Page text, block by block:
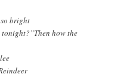
bright
tonight?”Then how the